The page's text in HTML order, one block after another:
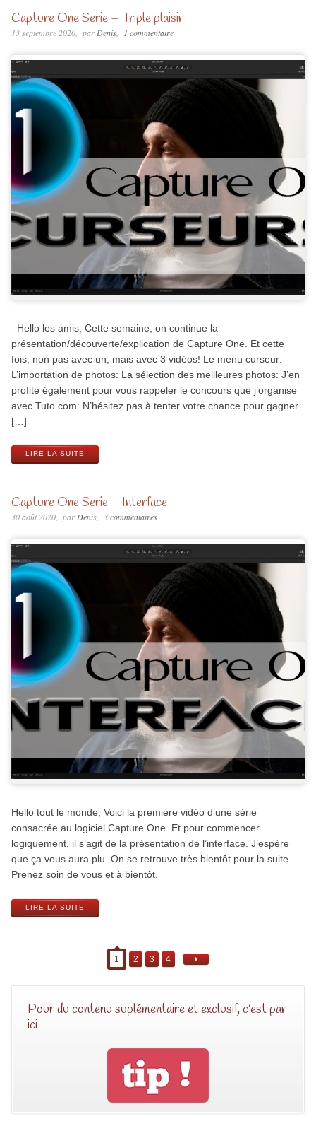
Capture One Serie – Triple plaisir
13 septembre 2020 parDenis 1 commentaire
Hello les amis, Cette semaine, on continue la
présentation/découverte/explication de Capture One. Et cette
fois, non pas avec un, mais avec 3 vidéos! Le menu curseur:
L’importation de photos: La sélection des meilleures photos: J’en
profite également pour vous rappeler le concours que j’organise
avec Tuto.com: N’hésitez pas à tenter votre chance pour gagner
[…]
LIRE LA SUITE
Capture One Serie – Interface
30 août 2020 parDenis 3 commentaires
Hello tout le monde, Voici la première vidéo d’une série
consacrée au logiciel Capture One. Et pour commencer
logiquement, il s’agit de la présentation de l’interface. J’espère
que ça vous aura plu. On se retrouve très bientôt pour la suite.
Prenez soin de vous et à bientôt.
LIRE LA SUITE
1 2 3 4
Pour du contenu suplémentaire et exclusif, c’est par
ici